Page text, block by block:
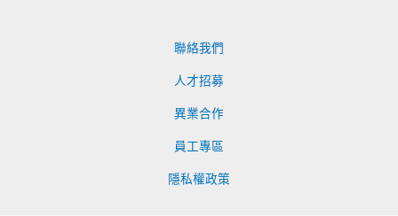
聯絡我們
人才招募
異業合作
員工專區
隱私權政策